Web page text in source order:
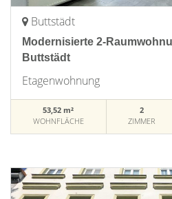
Buttstädt
Modernisierte 2-
Buttstädt
Etagenwohnung
53,52 m²
WOHNFLÄCHE
2
ZIMMER